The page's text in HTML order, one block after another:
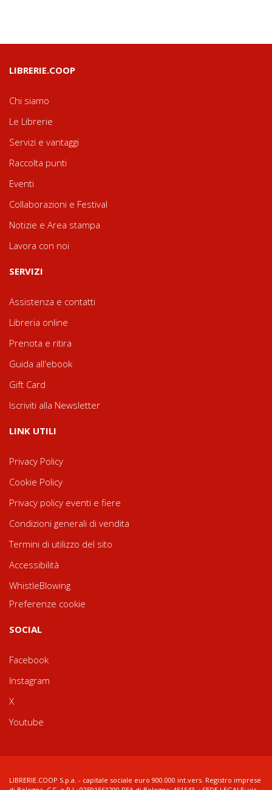
LIBRERIE.COOP
Chi siamo
Le Librerie
Servizi e vantaggi
Raccolta punti
Eventi
Collaborazioni e Festival
Notizie e Area stampa
Lavora con noi
SERVIZI
Assistenza e contatti
Libreria online
Prenota e ritira
Guida all'ebook
Gift Card
Iscriviti alla Newsletter
LINK UTILI
Privacy Policy
Cookie Policy
Privacy policy eventi e fiere
Condizioni generali di vendita
Termini di utilizzo del sito
Accessibilità
WhistleBlowing
Preferenze cookie
SOCIAL
Facebook
Instagram
X
Youtube
LIBRERIE.COOP S.p.a. - capitale sociale euro 900.000 int.vers. Registro imprese